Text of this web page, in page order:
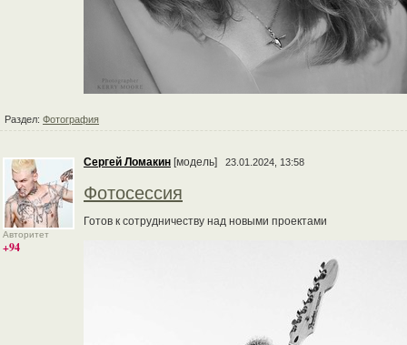
Раздел: Фотография
Авторитет
+94
Сергей Ломакин [модель] 23.01.2024, 13:58
Фотосессия
Готов к сотрудничеству над новыми проектами